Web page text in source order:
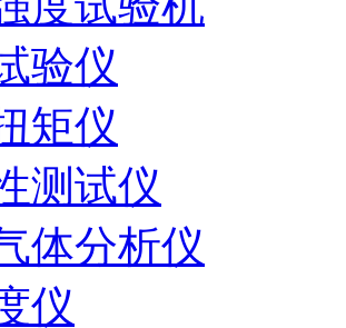
验仪
矩仪
测试仪
体分析仪
仪